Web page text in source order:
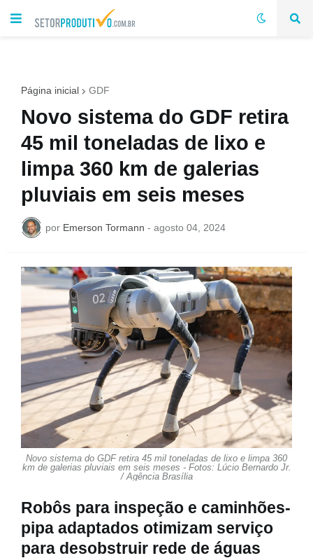
Página inicial GDF
Novo sistema do GDF retira
45 mil toneladas de lixo e
limpa 360 km de galerias
pluviais em seis meses
por Emerson Tormann - agosto 04, 2024
Novo sistema do GDF retira 45 mil toneladas de lixo e limpa 360
km de galerias pluviais em seis meses - Fotos: Lúcio Bernardo Jr.
/ Agência Brasília
Robôs para inspeção e caminhões-
pipa adaptados otimizam serviço
para desobstruir rede de águas